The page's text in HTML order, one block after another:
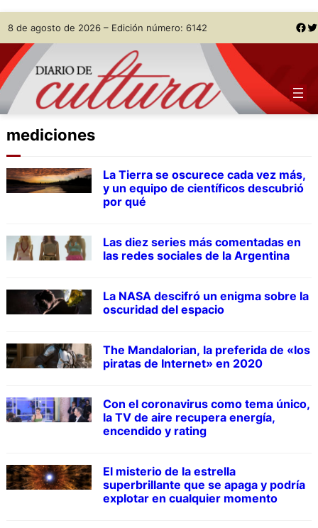
Skip
to
content
8 de agosto de 2026 – Edición número: 6142 Facebook Twitter
mediciones
La Tierra se oscurece cada vez más,
y un equipo de científicos descubrió
por qué
Las diez series más comentadas en
las redes sociales de la Argentina
La NASA descifró un enigma sobre la
oscuridad del espacio
The Mandalorian, la preferida de «los
piratas de Internet» en 2020
Con el coronavirus como tema único,
la TV de aire recupera energía,
encendido y rating
El misterio de la estrella
superbrillante que se apaga y podría
explotar en cualquier momento